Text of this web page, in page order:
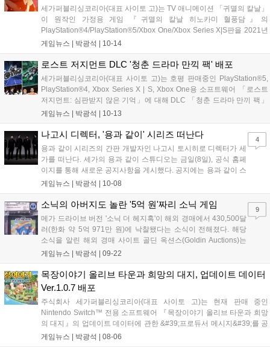
세가퍼블리싱코리아(대표 사이토 고)는 TV 애니메이션 「귀멸의 칼날」
이 원작인 가정용 게임 『귀멸의 칼날 히노카미 혈풍담』의
PlayStation®4/PlayStation®5/Xbox One/Xbox Series X|S판을 2021년
10월 14일(목)에 발매했다. 본 타이틀에서는 애니메이션 「귀멸의 칼
게임뉴스 | 박광석 | 10-14
로스트 저지먼트 DLC '청춘 드라마 만끽 팩' 배포
세가퍼블리싱코리아(대표 사이토 고)는 호평 판매중인 PlayStation®5,
PlayStation®4, Xbox Series X | S, Xbox One용 소프트웨어 「로스트
저지먼트: 심판받지 않은 기억」에 대해 DLC 「청춘 드라마 만끼 팩」
의 배포를 당초 예정(10월 26일 배포)보다 앞당겨 10월 13일(수)에 시작
게임뉴스 | 박광석 | 10-13
나고시 디렉터, '용과 같이' 시리즈 떠난다
용과 같이 시리즈의 간판 개발자인 나고시 토시히로 디렉터가 세
가를 떠난다. 세가의 용과 같이 스튜디오는 금일(8일), 공식 홈페
이지를 통해 새로운 공지사항을 게시했다. 공지에는 용과 같이 스
튜디오의 창립 10주년을 맞이하여 새로운 체제를 정립한다는 소
관장해왔던 나고시 토시히로 디렉터가 총감독...
게임뉴스 | 박광석 | 10-08
4
소닉의 아버지도 놀란 '5억 원'짜리 소닉 게임
메가 드라이브 버전 '소닉 더 헤지혹'이 해외 경매에서 430,500달
러(한화 약 5억 971만 원)에 낙찰됐다는 소식이 전해졌다. 해당
소식을 알린 해외 경매 사이트 골딘 옥션스(Goldin Auctions)는
해당 낙찰가가 역대 세가 제네시스 게임 중 최고 기록이라고 소개
품으로, '닌텐도...
게임뉴스 | 박광석 | 09-22
9
목장이야기 올리브 타운과 희망의 대지, 업데이트 데이터
Ver.1.0.7 배포
주식회사 세가퍼블리싱코리아(대표 사이토 고)는 현재 판매 중인
Nintendo Switch™ 전용 소프트웨어 『목장이야기 올리브 타운과 희망
의 대지』의 업데이트 데이터에 관한 &#39;프로듀서 메시지&#39;를 공
개했다. 『목장이야기 올리브 타운과 희망의 대지』 프로듀서 메시지 여
게임뉴스 | 박광석 | 08-06